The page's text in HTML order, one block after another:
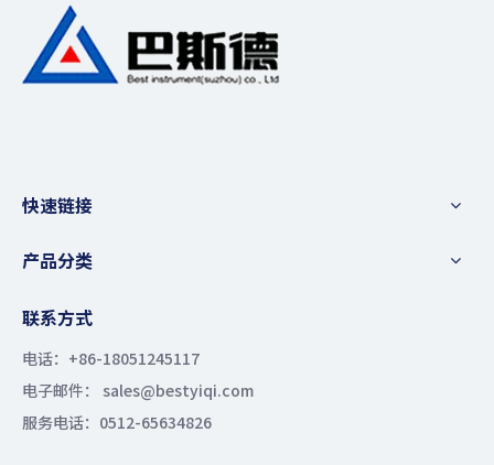
快速链接
产品分类
联系方式
电话：+86-18051245117
电子邮件： sales@bestyiqi.com
服务电话：0512-65634826